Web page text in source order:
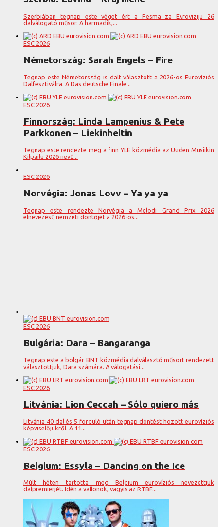
Szerbiában tegnap este véget ért a Pesma za Evroviziju 26
dalválogató műsor. A harmadik,...
ESC 2026
Németország: Sarah Engels – Fire
Tegnap este Németország is dalt választott a 2026-os Eurovíziós
Dalfesztiválra. A Das deutsche Finale...
ESC 2026
Finnország: Linda Lampenius & Pete
Parkkonen – Liekinheitin
Tegnap este rendezte meg a finn YLE közmédia az Uuden Musiikin
Kilpailu 2026 nevű...
ESC 2026
Norvégia: Jonas Lovv – Ya ya ya
Tegnap este rendezte Norvégia a Melodi Grand Prix 2026
elnevezésű nemzeti döntőjét a 2026-os...
ESC 2026
Bulgária: Dara – Bangaranga
Tegnap este a bolgár BNT közmédia dalválasztó műsort rendezett
választottjuk, Dara számára. A válogatási...
ESC 2026
Litvánia: Lion Ceccah – Sólo quiero más
Litvánia 40 dal és 5 forduló után tegnap döntést hozott eurovíziós
képviselőjükről. A 11...
ESC 2026
Belgium: Essyla – Dancing on the Ice
Múlt héten tartotta meg Belgium eurovíziós nevezettjük
dalpremierjét. Idén a vallonok, vagyis az RTBF...